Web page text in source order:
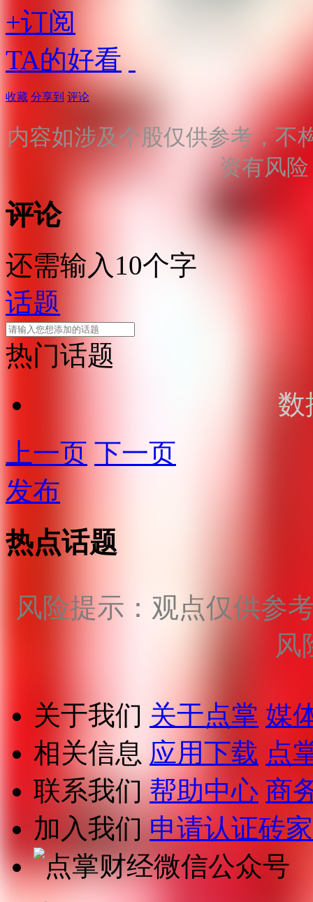
+订阅
TA的好看
收藏 分享到 评论
内容如涉及个股仅供参考，不
资有风
评论
还需输入10个字
话题
热门话题
数
上一页 下一页
发布
热点话题
风险提示：观点仅供参
风
关于我们 关于点掌 媒
相关信息 应用下载 点
联系我们 帮助中心 商
加入我们 申请认证砖家